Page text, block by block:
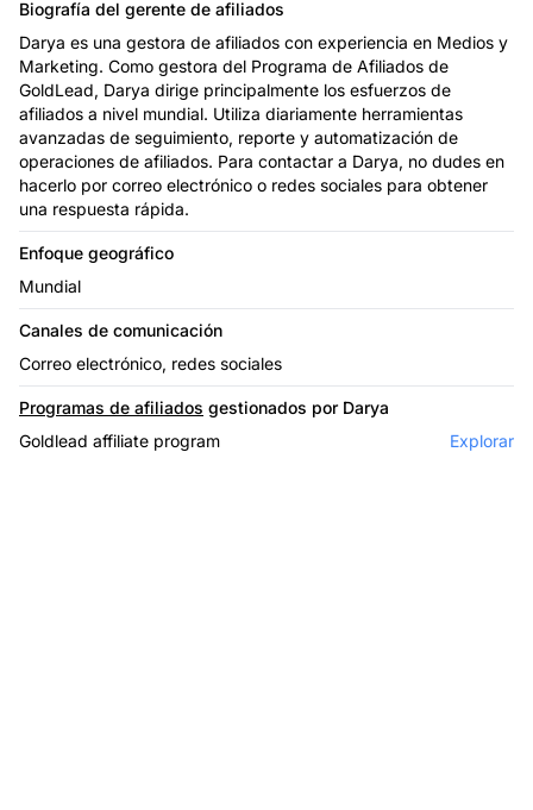
Biografía del gerente de afiliados
Darya es una gestora de afiliados con experiencia en Medios y
Marketing. Como gestora del Programa de Afiliados de
GoldLead, Darya dirige principalmente los esfuerzos de
afiliados a nivel mundial. Utiliza diariamente herramientas
avanzadas de seguimiento, reporte y automatización de
operaciones de afiliados. Para contactar a Darya, no dudes en
hacerlo por correo electrónico o redes sociales para obtener
una respuesta rápida.
Enfoque geográfico
Mundial
Canales de comunicación
Correo electrónico, redes sociales
Programas de afiliados gestionados por Darya
Goldlead affiliate program
Explorar